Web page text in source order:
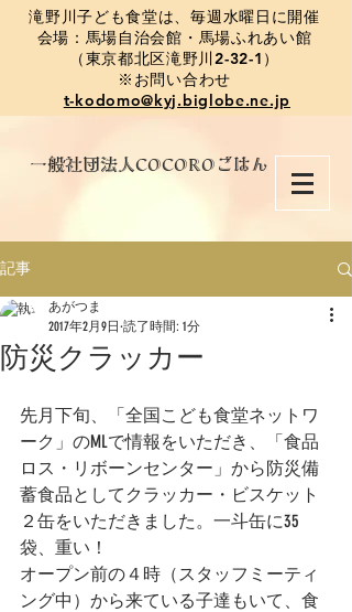
​滝野川子ども食堂は、毎週水曜日に開催
会場：馬場自治会館・馬場ふれあい館
（東京都北区滝野川2-32-1）
※お問い合わせ
t-kodomo@kyj.biglobe.ne.jp
​一般社団法人COCOROごはん
記事
防災クラッカー
あがつま
2017年2月9日 読了時間: 1分
先月下旬、「全国こども食堂ネットワ
ーク」のMLで情報をいただき、「食品
ロス・リボーンセンター」から防災備
蓄食品としてクラッカー・ビスケット
２缶をいただきました。一斗缶に35
袋、重い！
オープン前の４時（スタッフミーティ
ング中）から来ている子達もいて、食